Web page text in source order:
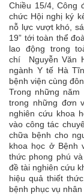
Chiều 15/4, Công
chức Hội nghị ký
nỗ lực vượt khó,
19” tới toàn thể
lao động trong
chí Nguyễn Văn
ngành Y tế Hà
bệnh viện cùng
Trong những
trong những đơn
nghiên cứu khoa
vào công tác
chữa bệnh cho
khoa học ở Bệnh
thức phong phú
đề tài nghiên cứu
hiệu quả thiết
bệnh phục vụ nhân